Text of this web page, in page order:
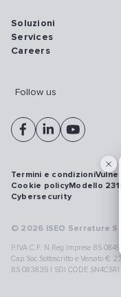
Soluzioni
Services
Careers
Follow us
© 2026 ISEO Serrature
P.IVA C.F. N.Reg.Imprese BS
Cap.Soc.Sottoscritto e Versato €
BS 083839 | SDI CODE SN4CSRI
Termini e condizioni
Cookie policyModello 231
Cybersecurity